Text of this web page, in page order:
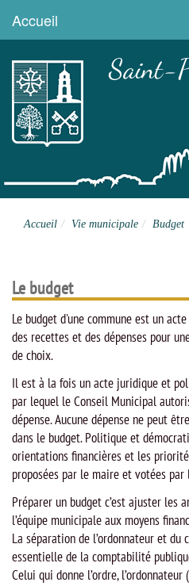
Accueil
Saint-
Site officiel
Accueil Vie municipale Budget
Le budget
Le budget d'une commune est un
des recettes et des dépenses pour
de choix.
Il est à la fois un acte juridique et
par lequel le Conseil Municipal
dépense. Aucune dépense ne peut
dans le budget. Politique et
orientations financières et les
proposées par le maire et votées par
Préparer un budget c’est ajuster les
l’équipe municipale aux moyens
La séparation de l’ordonnateur et
essentielle de la comptabilité
Celui qui donne l’ordre,